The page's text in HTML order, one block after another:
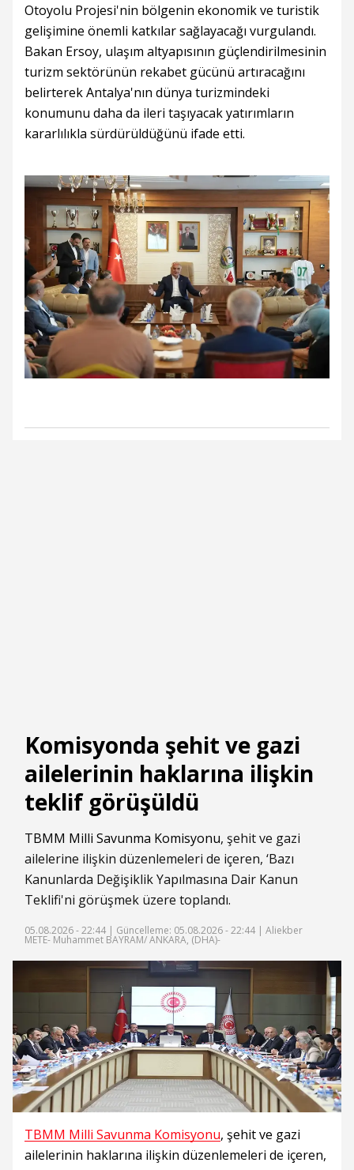
Otoyolu Projesi'nin bölgenin ekonomik ve turistik
gelişimine önemli katkılar sağlayacağı vurgulandı.
Bakan Ersoy, ulaşım altyapısının güçlendirilmesinin
turizm sektörünün rekabet gücünü artıracağını
belirterek Antalya'nın dünya turizmindeki
konumunu daha da ileri taşıyacak yatırımların
kararlılıkla sürdürüldüğünü ifade etti.
Komisyonda şehit ve gazi
ailelerinin haklarına ilişkin
teklif görüşüldü
TBMM Milli Savunma Komisyonu, şehit ve gazi
ailelerine ilişkin düzenlemeleri de içeren, ‘Bazı
Kanunlarda Değişiklik Yapılmasına Dair Kanun
Teklifi'ni görüşmek üzere toplandı.
05.08.2026 - 22:44 | Güncelleme: 05.08.2026 - 22:44 | Aliekber
METE- Muhammet BAYRAM/ ANKARA, (DHA)-
TBMM Milli Savunma Komisyonu, şehit ve gazi
ailelerinin haklarına ilişkin düzenlemeleri de içeren,